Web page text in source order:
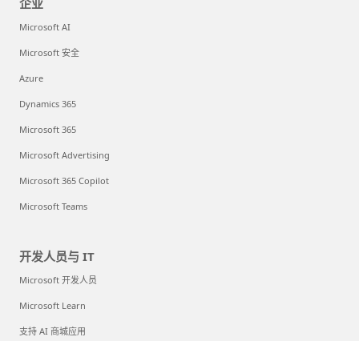
企业
Microsoft AI
Microsoft 安全
Azure
Dynamics 365
Microsoft 365
Microsoft Advertising
Microsoft 365 Copilot
Microsoft Teams
开发人员与 IT
Microsoft 开发人员
Microsoft Learn
支持 AI 商城应用